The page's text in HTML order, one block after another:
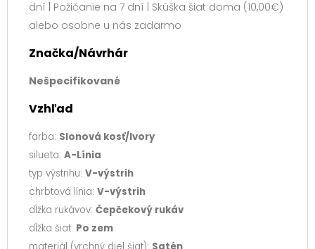
dní | Požičanie na 7 dní | Skúška šiat doma (10,00€)
alebo osobne u nás zadarmo
Značka/Návrhár
Nešpecifikované
Vzhľad
farba: Slonová kosť/Ivory
silueta: A-Línia
typ výstrihu: V-výstrih
chrbtová línia: V-výstrih
dĺžka rukávov: Čepčekový rukáv
dĺžka šiat: Po zem